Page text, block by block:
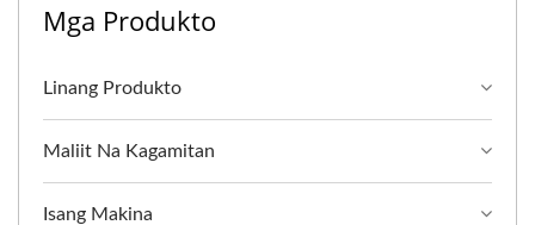
Mga Produkto
Linang Produkto
Maliit Na Kagamitan
Isang Makina